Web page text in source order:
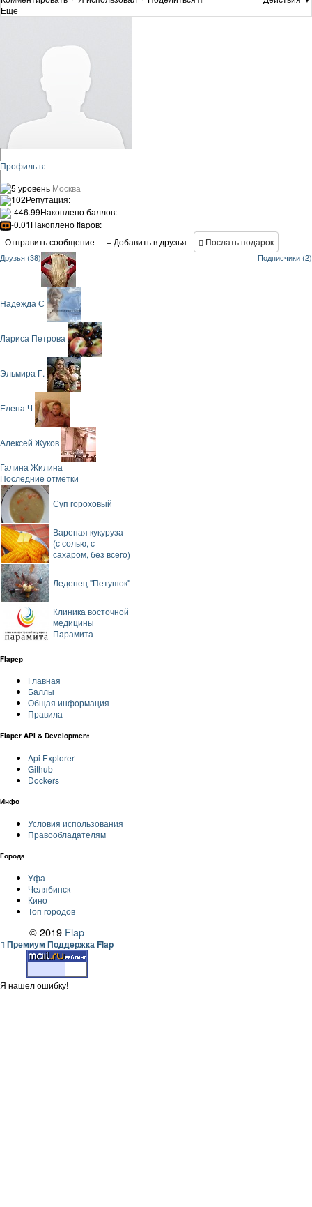
Еще
Профиль в:
5 уровень Москва
102Репутация:
-446.99Накоплено баллов:
-0.01Накоплено flapов:
Отправить сообщение
+ Добавить в друзья Послать подарок
Друзья (38) Подписчики (2)
Надежда С
Лариса Петрова
Эльмира Г.
Елена Ч
Алексей Жуков
Галина Жилина
Последние отметки
Суп гороховый
Вареная кукуруза
(с солью, с
сахаром, без всего)
Леденец "Петушок"
Клиника восточной
медицины
Парамита
Flapер
Главная
Баллы
Общая информация
Правила
Flaper API & Development
Api Explorer
Github
Dockers
Инфо
Условия использования
Правообладателям
Города
Уфа
Челябинск
Кино
Топ городов
© 2019 Flap
Премиум Поддержка Flap
Я нашел ошибку!